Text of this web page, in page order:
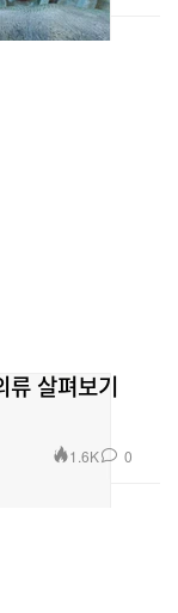
류 살펴보기
1.6K 0